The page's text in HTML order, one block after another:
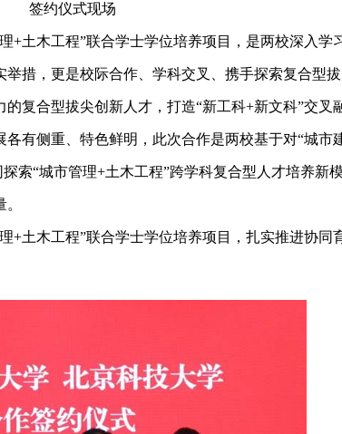
签约仪式现场
土木工程”联合学士学位培养项目，是两校深入
措，更是校际合作、学科交叉、携手探索复合型
复合型拔尖创新人才，打造“新工科+新文科”交叉
有侧重、特色鲜明，此次合作是两校基于对“城市
索“城市管理+土木工程”跨学科复合型人才培养新
+土木工程”联合学士学位培养项目，扎实推进协